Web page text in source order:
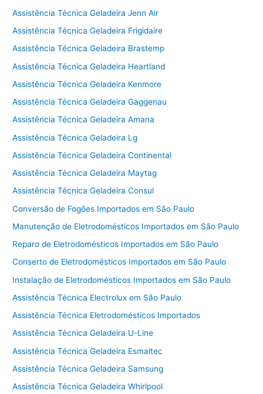
Assistência Técnica Geladeira Jenn Air
Assistência Técnica Geladeira Frigidaire
Assistência Técnica Geladeira Brastemp
Assistência Técnica Geladeira Heartland
Assistência Técnica Geladeira Kenmore
Assistência Técnica Geladeira Gaggenau
Assistência Técnica Geladeira Amana
Assistência Técnica Geladeira Lg
Assistência Técnica Geladeira Continental
Assistência Técnica Geladeira Maytag
Assistência Técnica Geladeira Consul
Conversão de Fogões Importados em São Paulo
Manutenção de Eletrodomésticos Importados em São Paulo
Reparo de Eletrodomésticos Importados em São Paulo
Conserto de Eletrodomésticos Importados em São Paulo
Instalação de Eletrodomésticos Importados em São Paulo
Assistência Técnica Electrolux em São Paulo
Assistência Técnica Eletrodomésticos Importados
Assistência Técnica Geladeira U-Line
Assistência Técnica Geladeira Esmaltec
Assistência Técnica Geladeira Samsung
Assistência Técnica Geladeira Whirlpool